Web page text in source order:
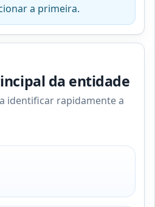
a primeira.
da entidade
identificar rapidamente a